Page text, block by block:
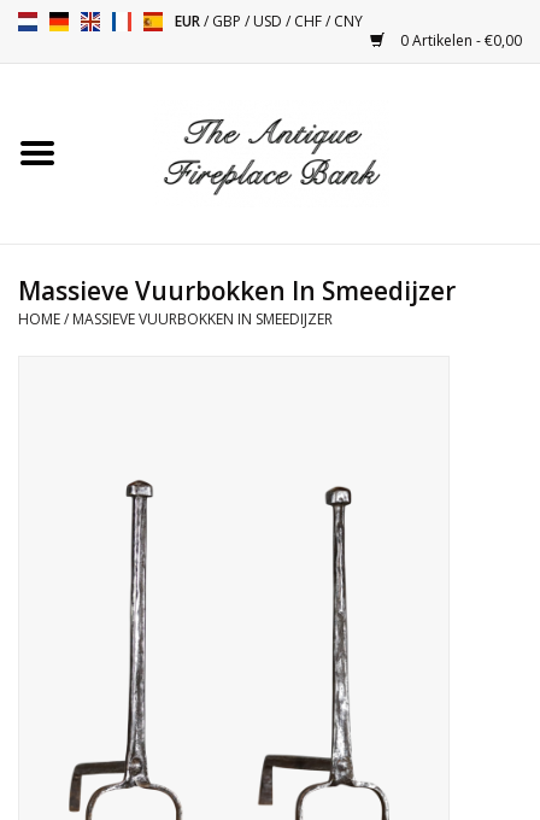
EUR/GBP /USD /CHF/CNY
0 Artikelen - €0,00
Toebehoren
Antiquiteiten en Vintage
Decoratieve Outdoor
Vloeren - Steen, Terra Cotta
Massieve Vuurbokken In Smeedijzer
HOME/ MASSIEVE VUURBOKKEN IN SMEEDIJZER